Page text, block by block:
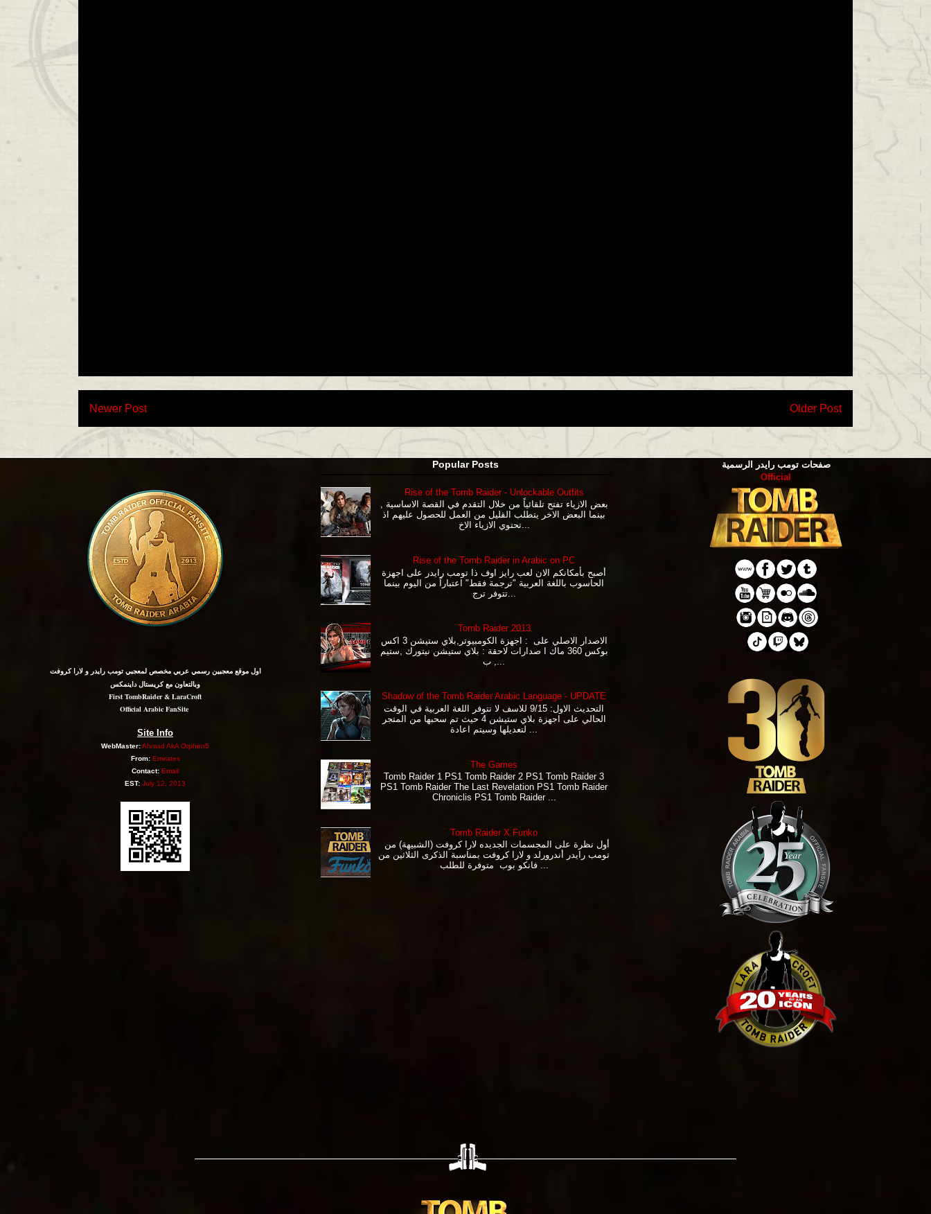
Newer Post Older Post
اول موقع معجبين رسمي عربي مخصص لمعجبي تومب رايدر و لارا كروفت
وبالتعاون مع كريستال داينمكس
First TombRaider & LaraCroft
Official Arabic FanSite
Site Info
WebMaster:Ahmad AkA Orphen5
From: Emirates
Contact: Email
EST: July 12, 2013
Popular Posts
Rise of the Tomb Raider - Unlockable Outfits
بعض الازياء تفتح تلقائياً من خلال التقدم في القصة الاساسية ,
بينما البعض الاخر يتطلب القليل من العمل للحصول عليهم اذ
تحتوي الازياء الاخ...
Rise of the Tomb Raider in Arabic on PC
أصبح بأمكانكم الان لعب رايز اوف ذا تومب رايدر على اجهزة
الحاسوب باللغة العربية "ترجمة فقط" اعتباراً من اليوم بينما
تتوفر ترج...
Tomb Raider 2013
الاصدار الاصلي على : اجهزة الكومبيوتر,بلاي ستيشن 3 اكس
بوكس 360 ماك ا صدارات لاحقة : بلاي ستيشن نيتورك ,ستيم
Shadow of the Tomb Raider Arabic Language - UPDATE
التحديث الاول: 9/15 للاسف لا تتوفر اللغة العربية في الوقت
الحالي على اجهزة بلاي ستيشن 4 حيث تم سحبها من المتجر
The Games
Tomb Raider 1 PS1 Tomb Raider 2 PS1 Tomb Raider 3
PS1 Tomb Raider The Last Revelation PS1 Tomb Raider
Chroniclis PS1 Tomb Raider ...
Tomb Raider X Funko
تومب رايدر أندرورلد و لارا كروفت بمناسبة الذكرى الثلاثين من
فانكو بوب متوفرة للطلب ...
صفحات تومب رايدر الرسمية
Official